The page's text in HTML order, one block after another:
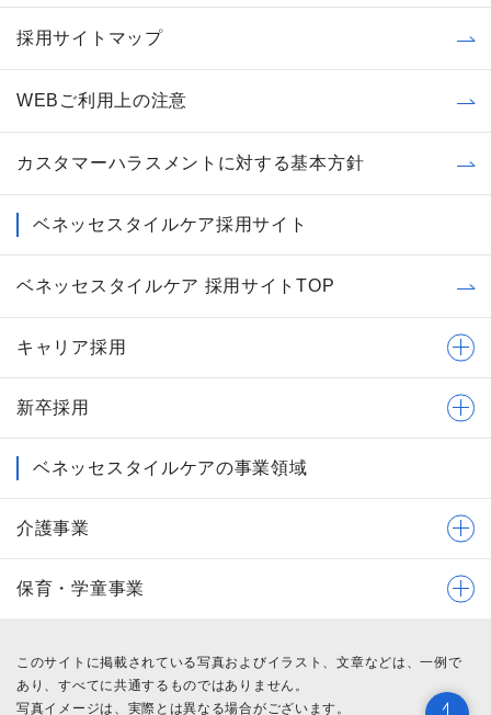
採用サイトマップ
WEBご利用上の注意
カスタマーハラスメントに対する基本方針
ベネッセスタイルケア採用サイト
ベネッセスタイルケア 採用サイトTOP
キャリア採用
新卒採用
ベネッセスタイルケアの事業領域
介護事業
保育・学童事業
このサイトに掲載されている写真およびイラスト、文章などは、一例で
あり、すべてに共通するものではありません。
写真イメージは、実際とは異なる場合がございます。